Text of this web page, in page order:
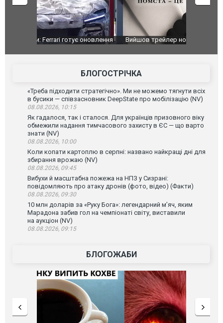
Вийшов трейлер нової екранізації легендарного
фільму "Афера Томаса Крауна"
БЛОГОСТРІЧКА
«Треба підходити стратегічно». Ми не можемо тягнути всіх
в бусики — співзасновник DeepState про мобілізацію (NV)
08.08.2026, 10:15
Як гадалося, так і сталося. Для українців призовного віку
обмежили надання тимчасового захисту в ЄС — що варто
знати (NV)
08.08.2026, 10:00
Коли копати картоплю в серпні: названо найкращі дні для
збирання врожаю (NV)
08.08.2026, 09:45
Вибухи й масштабна пожежа на НПЗ у Сизрані:
повідомляють про атаку дронів (фото, відео) (Факти)
08.08.2026, 09:30
10 млн доларів за «Руку Бога»: легендарний м’яч, яким
Марадона забив гол на чемпіонаті світу, виставили
на аукціон (NV)
08.08.2026, 09:15
БЛОГОЖАБИ